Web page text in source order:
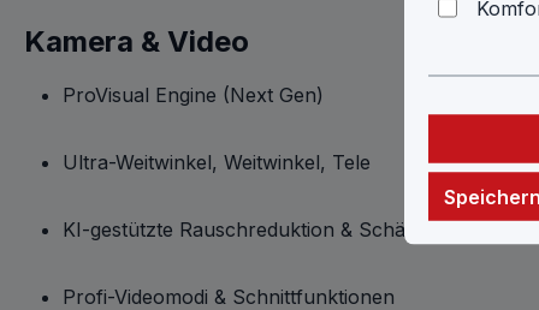
Kamera & Video
ProVisual Engine (Next Gen)
Ultra-Weitwinkel, Weitwinkel, Tele
KI-gestützte Rauschreduktion & Schärfeoptimierung
Profi-Videomodi & Schnittfunktionen
Speichern